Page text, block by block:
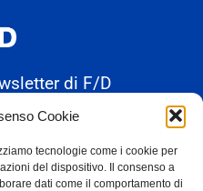
Cookie
tecnologie come i cookie per
del dispositivo. Il consenso a
dati come il comportamento di
di F/D